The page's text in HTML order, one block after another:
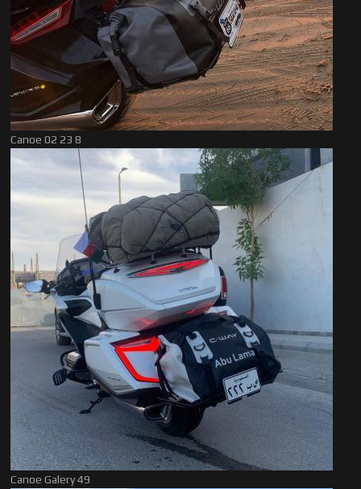
Canoe 02 23 8
Canoe Galery 49